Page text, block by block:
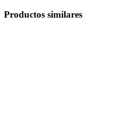
Productos similares